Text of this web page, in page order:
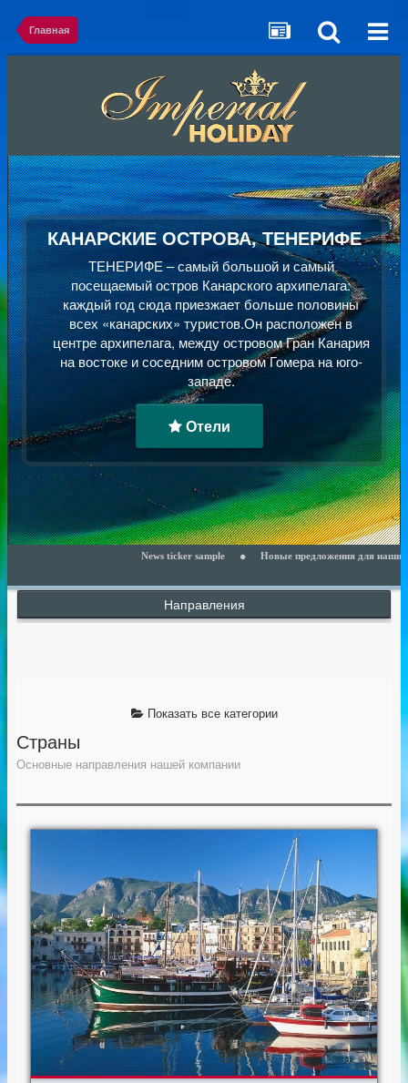
Главная
КАНАРСКИЕ ОСТРОВА, ТЕНЕРИФЕ
ТЕНЕРИФЕ – самый большой и самый
посещаемый остров Канарского архипелага:
каждый год сюда приезжает больше половины
всех «канарских» туристов.Он расположен в
центре архипелага, между островом Гран Канария
на востоке и соседним островом Гомера на юго-
западе.
Отели
News ticker sample Новые предложения для наших
Направления
Показать все категории
Страны
Основные направления нашей компании